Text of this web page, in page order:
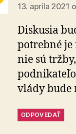
13. apríla 2021
Diskusia
potrebné je
nie sú
vlády bude
ODPOVEDAŤ